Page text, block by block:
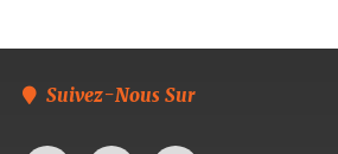
Suivez-Nous Sur